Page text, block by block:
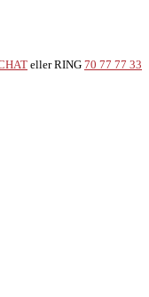
eller RING 70 77 77 33